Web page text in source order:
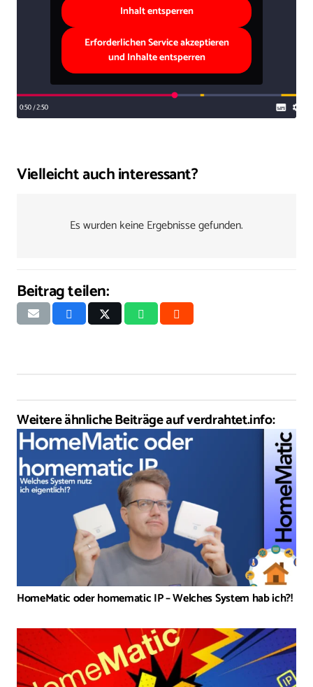
Inhalt entsperren
Erforderlichen Service akzeptieren
und Inhalte entsperren
Vielleicht auch interessant?
Es wurden keine Ergebnisse gefunden.
Beitrag teilen:
Weitere ähnliche Beiträge auf verdrahtet.info:
HomeMatic oder homematic IP – Welches System hab ich?!